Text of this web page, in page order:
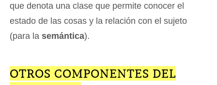
que denota una clase que permite conocer el
estado de las cosas y la relación con el sujeto
(para la semántica).
OTROS COMPONENTES DEL